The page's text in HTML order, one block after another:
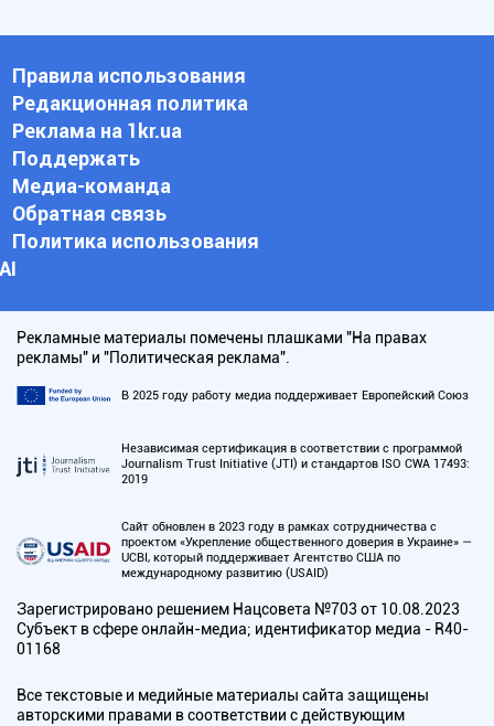
Правила использования
Редакционная политика
Реклама на 1kr.ua
Поддержать
Медиа-команда
Обратная связь
Политика использования
АI
Рекламные материалы помечены плашками "На правах
рекламы" и "Политическая реклама".
В 2025 году работу медиа поддерживает Европейский Союз
Независимая сертификация в соответствии с программой
Journalism Trust Initiative (JTI) и стандартов ISO CWA 17493:
2019
Сайт обновлен в 2023 году в рамках сотрудничества с
проектом «Укрепление общественного доверия в Украине» —
UCBI, который поддерживает Агентство США по
международному развитию (USAID)
Зарегистрировано решением Нацсовета №703 от 10.08.2023
Субъект в сфере онлайн-медиа; идентификатор медиа - R40-
01168
Все текстовые и медийные материалы сайта защищены
авторскими правами в соответствии с действующим